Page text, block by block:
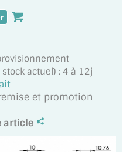
actuel) : 4 à 12j
et promotion
article